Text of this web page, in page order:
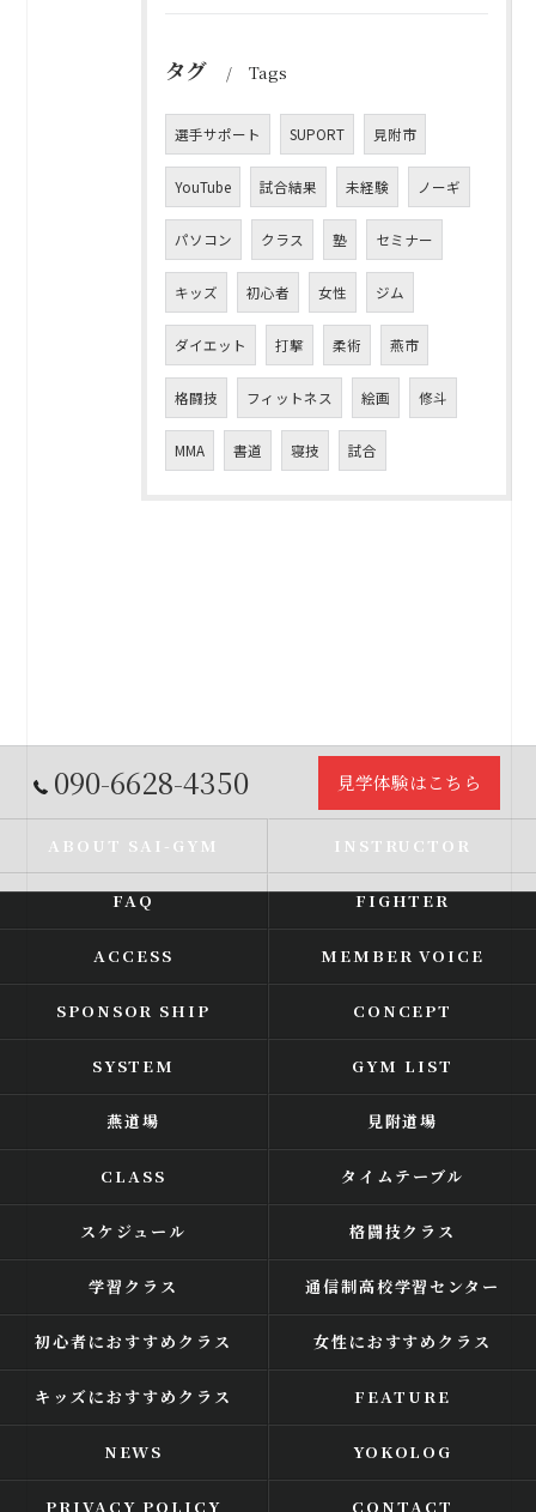
タグ Tags
選手サポート SUPORT 見附市
YouTube 試合結果 未経験 ノーギ
パソコン クラス 塾 セミナー
キッズ 初心者 女性 ジム
ダイエット 打撃 柔術 燕市
格闘技 フィットネス 絵画 修斗
MMA 書道 寝技 試合
090-6628-4350 見学体験はこちら
ABOUT SAI-GYM INSTRUCTOR
FAQ FIGHTER
ACCESS MEMBER VOICE
SPONSOR SHIP CONCEPT
SYSTEM GYM LIST
燕道場 見附道場
CLASS タイムテーブル
スケジュール 格闘技クラス
学習クラス 通信制高校学習センター
初心者におすすめクラス 女性におすすめクラス
キッズにおすすめクラス FEATURE
NEWS YOKOLOG
PRIVACY POLICY CONTACT